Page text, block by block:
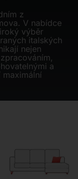
z
V nabídce
výběr
italských
nejen
a